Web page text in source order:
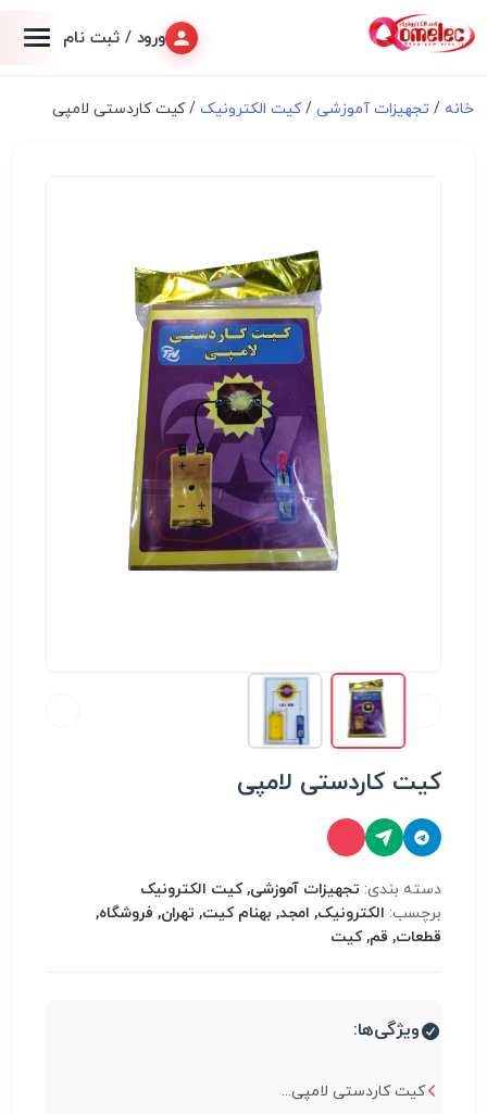
ورود / ثبت نام
خانه /تجهیزات آموزشی /کیت الکترونیک/ کیت کاردستی لامپی
کیت کاردستی لامپی
دسته بندی: تجهیزات آموزشی, کیت الکترونیک
برچسب: الکترونیک, امجد, بهنام کیت, تهران, فروشگاه,
قطعات, قم, کیت
ویژگی‌ها:
کیت کاردستی لامپی...